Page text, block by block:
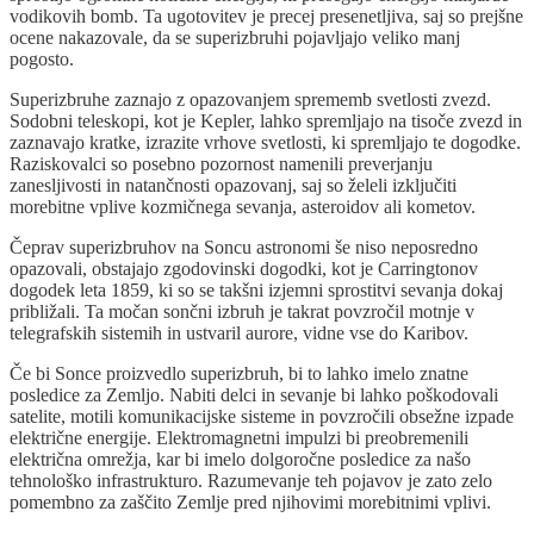
vodikovih bomb. Ta ugotovitev je precej presenetljiva, saj so prejšne
ocene nakazovale, da se superizbruhi pojavljajo veliko manj
pogosto.
Superizbruhe zaznajo z opazovanjem sprememb svetlosti zvezd.
Sodobni teleskopi, kot je Kepler, lahko spremljajo na tisoče zvezd in
zaznavajo kratke, izrazite vrhove svetlosti, ki spremljajo te dogodke.
Raziskovalci so posebno pozornost namenili preverjanju
zanesljivosti in natančnosti opazovanj, saj so želeli izključiti
morebitne vplive kozmičnega sevanja, asteroidov ali kometov.
Čeprav superizbruhov na Soncu astronomi še niso neposredno
opazovali, obstajajo zgodovinski dogodki, kot je Carringtonov
dogodek leta 1859, ki so se takšni izjemni sprostitvi sevanja dokaj
približali. Ta močan sončni izbruh je takrat povzročil motnje v
telegrafskih sistemih in ustvaril aurore, vidne vse do Karibov.
Če bi Sonce proizvedlo superizbruh, bi to lahko imelo znatne
posledice za Zemljo. Nabiti delci in sevanje bi lahko poškodovali
satelite, motili komunikacijske sisteme in povzročili obsežne izpade
električne energije. Elektromagnetni impulzi bi preobremenili
električna omrežja, kar bi imelo dolgoročne posledice za našo
tehnološko infrastrukturo. Razumevanje teh pojavov je zato zelo
pomembno za zaščito Zemlje pred njihovimi morebitnimi vplivi.